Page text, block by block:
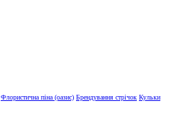
Флористична піна (оазис) Брендування стрічок Кульки